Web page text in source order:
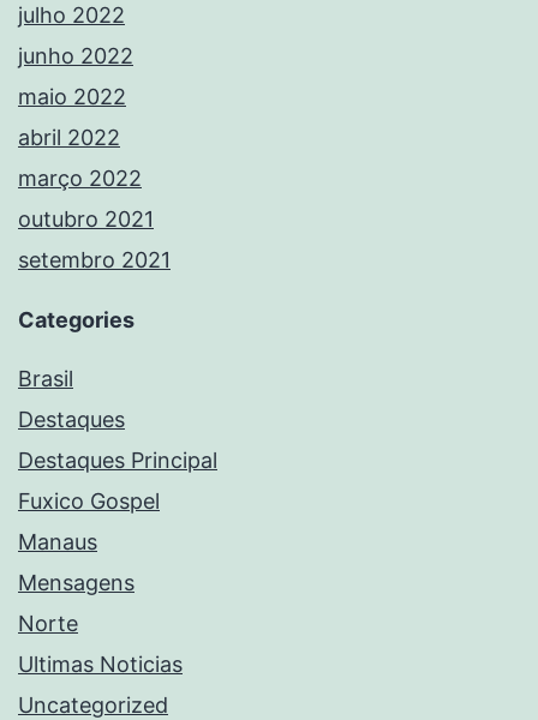
julho 2022
junho 2022
maio 2022
abril 2022
março 2022
outubro 2021
setembro 2021
Categories
Brasil
Destaques
Destaques Principal
Fuxico Gospel
Manaus
Mensagens
Norte
Ultimas Noticias
Uncategorized